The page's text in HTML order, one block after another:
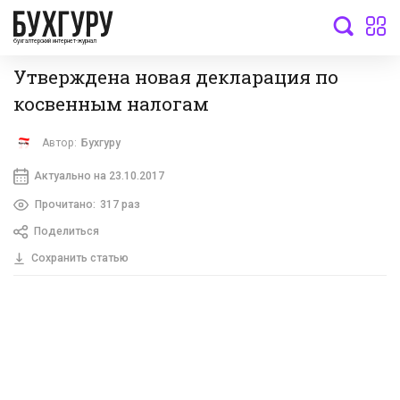
бухгалтерский интернет-журнал
Утверждена новая декларация по
косвенным налогам
Автор: Бухгуру
Актуально на 23.10.2017
Прочитано: 317 раз
Поделиться
Сохранить статью